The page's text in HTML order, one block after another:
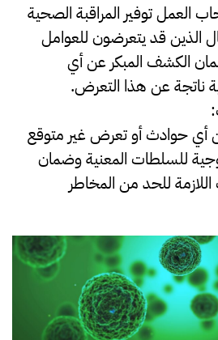
توفير المراقبة الصحية
الذين قد يتعرضون للعوامل
الكشف المبكر عن أي
عن هذا التعرض.
:
أي حوادث أو تعرض غير متوقع
للسلطات المعنية وضمان
اللازمة للحد من المخاطر